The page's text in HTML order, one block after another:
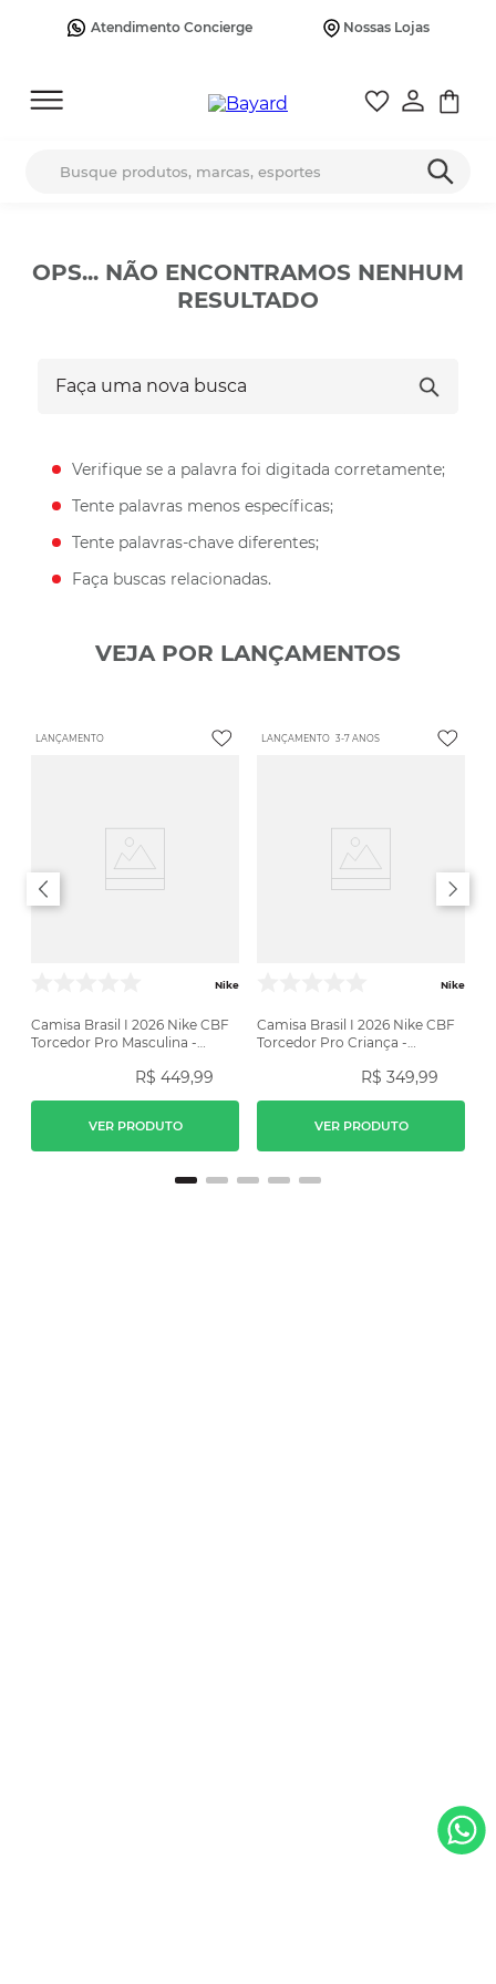
Atendimento Concierge Nossas Lojas
OPS... NÃO ENCONTRAMOS NENHUM
RESULTADO
Verifique se a palavra foi digitada corretamente;
Tente palavras menos específicas;
Tente palavras-chave diferentes;
Faça buscas relacionadas.
VEJA POR LANÇAMENTOS
LANÇAMENTO
Nike
Camisa Brasil I 2026 Nike CBF
Torcedor Pro Masculina -
R$ 449,99
VER PRODUTO
LANÇAMENTO 3-7 ANOS
Nike
Camisa Brasil I 2026 Nike CBF
Torcedor Pro Criança -
R$ 349,99
VER PRODUTO